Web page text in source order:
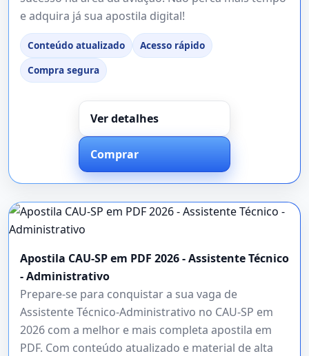
e adquira já sua apostila digital!
Conteúdo atualizado
Acesso rápido
Compra segura
Ver detalhes
Comprar
Apostila CAU-SP em PDF 2026 - Assistente Técnico
- Administrativo
Prepare-se para conquistar a sua vaga de
Assistente Técnico-Administrativo no CAU-SP em
2026 com a melhor e mais completa apostila em
PDF. Com conteúdo atualizado e material de alta